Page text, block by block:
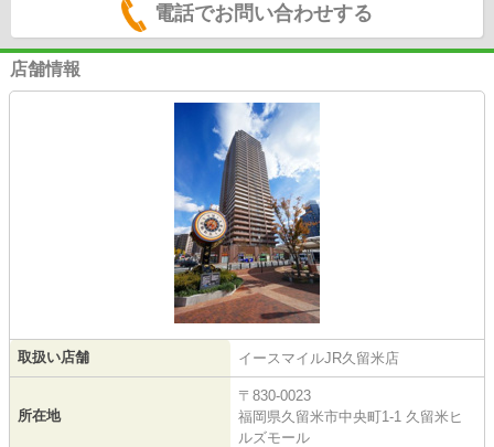
電話でお問い合わせする
店舗情報
取扱い店舗 イースマイルJR久留米店
所在地
〒830-0023
福岡県久留米市中央町1-1 久留米ヒ
ルズモール